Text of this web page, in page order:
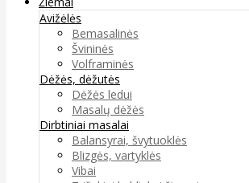
Avižėlės
Bemasalinės
Švininės
Volframinės
Dėžės, dėžutės
Dėžės ledui
Masalų dėžės
Dirbtiniai masalai
Balansyrai, švytuoklės
Blizgės, vartyklės
Vibai